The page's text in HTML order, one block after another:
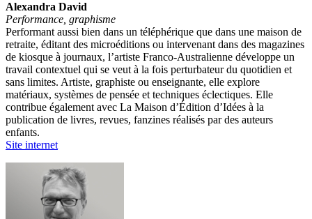
Alexandra David
Performance, graphisme
Performant aussi bien dans un téléphérique que dans une maison de
retraite, éditant des microéditions ou intervenant dans des magazines
de kiosque à journaux, l’artiste Franco-Australienne développe un
travail contextuel qui se veut à la fois perturbateur du quotidien et
sans limites. Artiste, graphiste ou enseignante, elle explore
matériaux, systèmes de pensée et techniques éclectiques. Elle
contribue également avec La Maison d’Édition d’Idées à la
publication de livres, revues, fanzines réalisés par des auteurs
enfants.
Site internet